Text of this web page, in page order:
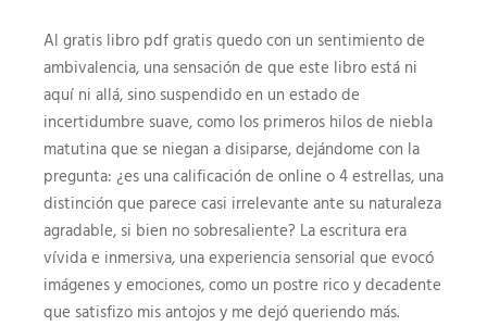
Al gratis libro pdf gratis quedo con un sentimiento de
ambivalencia, una sensación de que este libro está ni
aquí ni allá, sino suspendido en un estado de
incertidumbre suave, como los primeros hilos de niebla
matutina que se niegan a disiparse, dejándome con la
pregunta: ¿es una calificación de online o 4 estrellas, una
distinción que parece casi irrelevante ante su naturaleza
agradable, si bien no sobresaliente? La escritura era
vívida e inmersiva, una experiencia sensorial que evocó
imágenes y emociones, como un postre rico y decadente
que satisfizo mis antojos y me dejó queriendo más.